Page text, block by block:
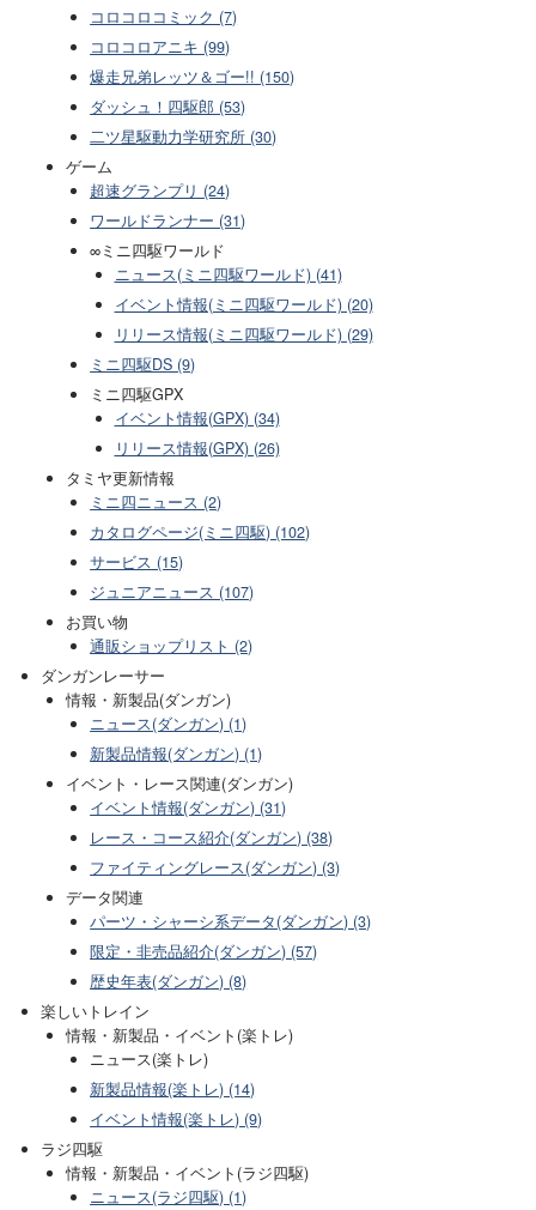
コロコロコミック (7)
コロコロアニキ (99)
爆走兄弟レッツ＆ゴー!! (150)
ダッシュ！四駆郎 (53)
二ツ星駆動力学研究所 (30)
ゲーム
超速グランプリ (24)
ワールドランナー (31)
∞ミニ四駆ワールド
ニュース(ミニ四駆ワールド) (41)
イベント情報(ミニ四駆ワールド) (20)
リリース情報(ミニ四駆ワールド) (29)
ミニ四駆DS (9)
ミニ四駆GPX
イベント情報(GPX) (34)
リリース情報(GPX) (26)
タミヤ更新情報
ミニ四ニュース (2)
カタログページ(ミニ四駆) (102)
サービス (15)
ジュニアニュース (107)
お買い物
通販ショップリスト (2)
ダンガンレーサー
情報・新製品(ダンガン)
ニュース(ダンガン) (1)
新製品情報(ダンガン) (1)
イベント・レース関連(ダンガン)
イベント情報(ダンガン) (31)
レース・コース紹介(ダンガン) (38)
ファイティングレース(ダンガン) (3)
データ関連
パーツ・シャーシ系データ(ダンガン) (3)
限定・非売品紹介(ダンガン) (57)
歴史年表(ダンガン) (8)
楽しいトレイン
情報・新製品・イベント(楽トレ)
ニュース(楽トレ)
新製品情報(楽トレ) (14)
イベント情報(楽トレ) (9)
ラジ四駆
情報・新製品・イベント(ラジ四駆)
ニュース(ラジ四駆) (1)